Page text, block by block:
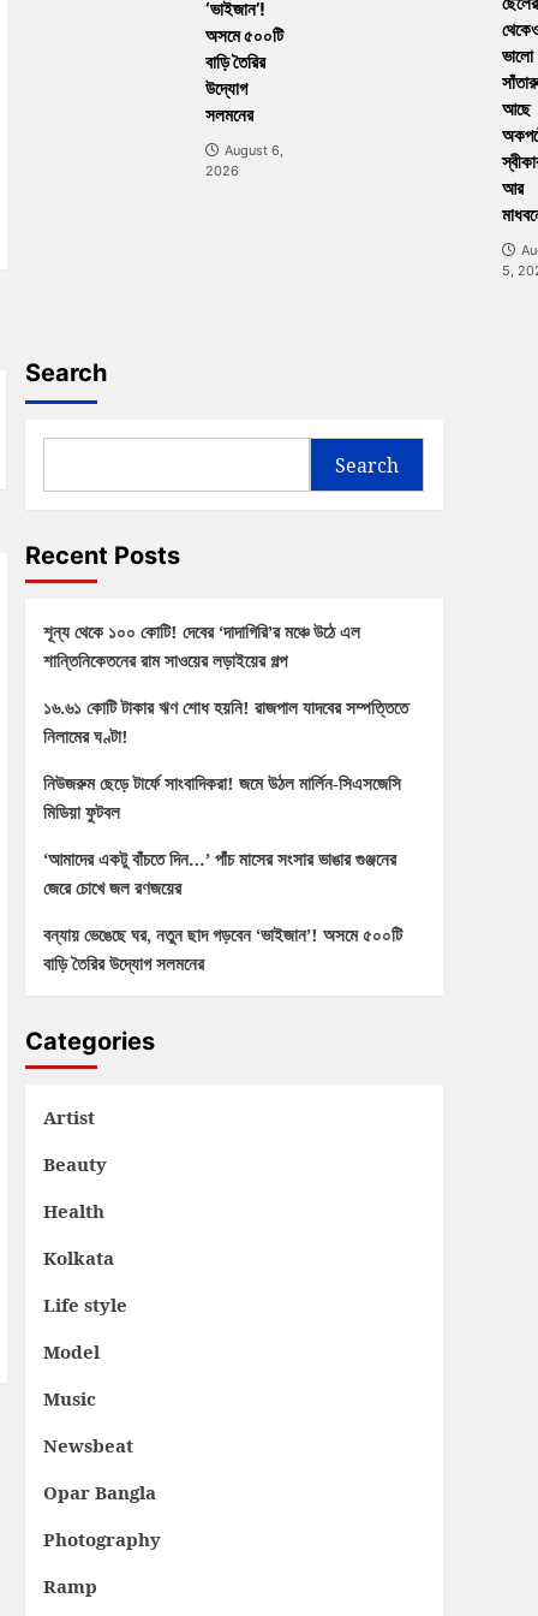
‘ভাইজান’!
অসমে ৫০০টি
বাড়ি তৈরির
উদ্যোগ
সলমনের
August 6,
2026
ভালো
সাঁতারু
আছে
আর
5,
Search
Search
Recent Posts
শূন্য থেকে ১০০ কোটি! দেবের ‘দাদাগিরি’র মঞ্চে উঠে এল
শান্তিনিকেতনের রাম সাওয়ের লড়াইয়ের গল্প
১৬.৬১ কোটি টাকার ঋণ শোধ হয়নি! রাজপাল যাদবের সম্পত্তিতে
নিলামের ঘণ্টা!
নিউজরুম ছেড়ে টার্ফে সাংবাদিকরা! জমে উঠল মার্লিন-সিএসজেসি
মিডিয়া ফুটবল
‘আমাদের একটু বাঁচতে দিন…’ পাঁচ মাসের সংসার ভাঙার গুঞ্জনের
জেরে চোখে জল রণজয়ের
বন্যায় ভেঙেছে ঘর, নতুন ছাদ গড়বেন ‘ভাইজান’! অসমে ৫০০টি
বাড়ি তৈরির উদ্যোগ সলমনের
Categories
Artist
Beauty
Health
Kolkata
Life style
Model
Music
Newsbeat
Opar Bangla
Photography
Ramp